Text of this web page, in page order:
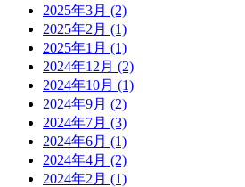
2025年3月 (2)
2025年2月 (1)
2025年1月 (1)
2024年12月 (2)
2024年10月 (1)
2024年9月 (2)
2024年7月 (3)
2024年6月 (1)
2024年4月 (2)
2024年2月 (1)